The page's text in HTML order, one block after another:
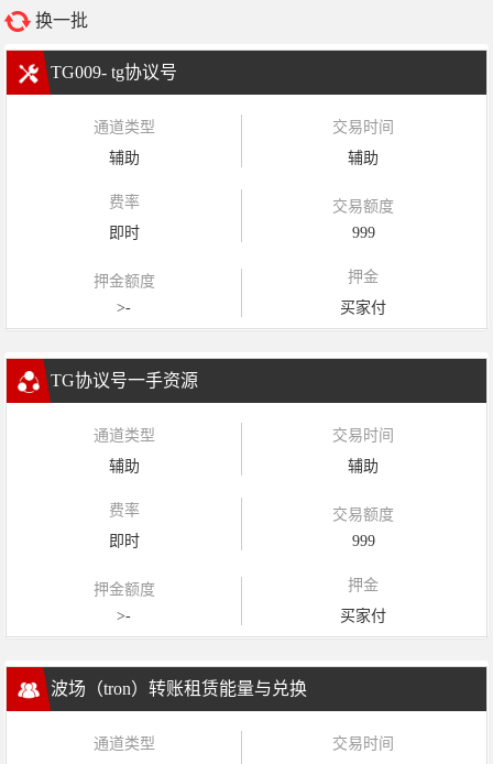
换一批
TG009- tg协议号
通道类型
辅助
交易时间
辅助
费率
即时
交易额度
999
押金额度
>-
押金
买家付
TG协议号一手资源
通道类型
辅助
交易时间
辅助
费率
即时
交易额度
999
押金额度
>-
押金
买家付
波场（tron）转账租赁能量与兑换
通道类型
交易时间